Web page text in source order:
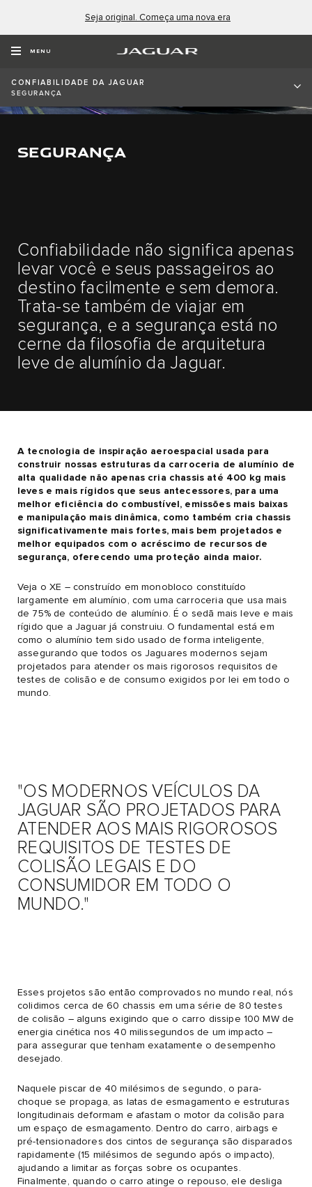
Seja original. Começa uma nova era
MENU
CONFIABILIDADE DA JAGUAR
SEGURANÇA
SEGURANÇA
Confiabilidade não significa apenas
levar você e seus passageiros ao
destino facilmente e sem demora.
Trata-se também de viajar em
segurança, e a segurança está no
cerne da filosofia de arquitetura
leve de alumínio da Jaguar.
A tecnologia de inspiração aeroespacial usada para
construir nossas estruturas da carroceria de alumínio de
alta qualidade não apenas cria chassis até 400 kg mais
leves e mais rígidos que seus antecessores, para uma
melhor eficiência do combustível, emissões mais baixas
e manipulação mais dinâmica, como também cria chassis
significativamente mais fortes, mais bem projetados e
melhor equipados com o acréscimo de recursos de
segurança, oferecendo uma proteção ainda maior.
Veja o XE – construído em monobloco constituído
largamente em alumínio, com uma carroceria que usa mais
de 75% de conteúdo de alumínio. É o sedã mais leve e mais
rígido que a Jaguar já construiu. O fundamental está em
como o alumínio tem sido usado de forma inteligente,
assegurando que todos os Jaguares modernos sejam
projetados para atender os mais rigorosos requisitos de
testes de colisão e de consumo exigidos por lei em todo o
mundo.
"OS MODERNOS VEÍCULOS DA
JAGUAR SÃO PROJETADOS PARA
ATENDER AOS MAIS RIGOROSOS
REQUISITOS DE TESTES DE
COLISÃO LEGAIS E DO
CONSUMIDOR EM TODO O
MUNDO."
Esses projetos são então comprovados no mundo real, nós
colidimos cerca de 60 chassis em uma série de 80 testes
de colisão – alguns exigindo que o carro dissipe 100 MW de
energia cinética nos 40 milissegundos de um impacto –
para assegurar que tenham exatamente o desempenho
desejado.
Naquele piscar de 40 milésimos de segundo, o para-
choque se propaga, as latas de esmagamento e estruturas
longitudinais deformam e afastam o motor da colisão para
um espaço de esmagamento. Dentro do carro, airbags e
pré-tensionadores dos cintos de segurança são disparados
rapidamente (15 milésimos de segundo após o impacto),
ajudando a limitar as forças sobre os ocupantes.
Finalmente, quando o carro atinge o repouso, ele desliga